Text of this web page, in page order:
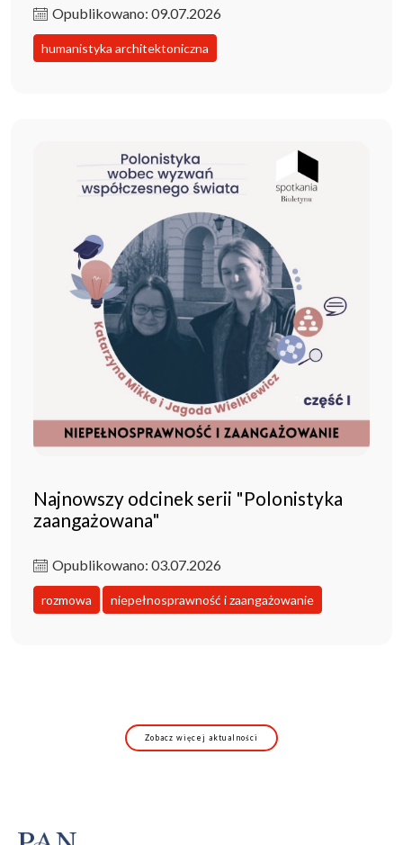
Opublikowano: 09.07.2026
humanistyka architektoniczna
Najnowszy odcinek serii "Polonistyka
zaangażowana"
Opublikowano: 03.07.2026
rozmowa niepełnosprawność i zaangażowanie
Zobacz więcej aktualności